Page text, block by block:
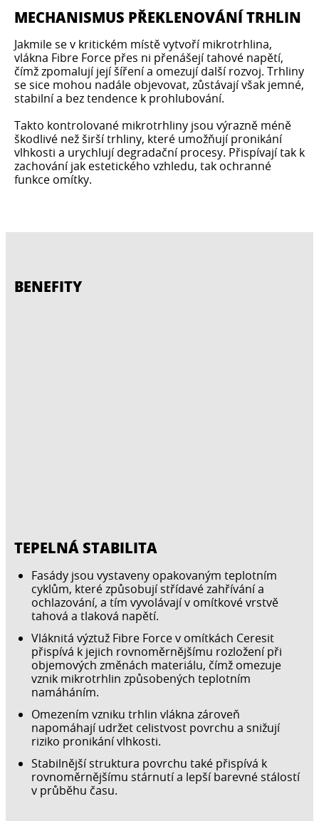
MECHANISMUS PŘEKLENOVÁNÍ TRHLIN
Jakmile se v kritickém místě vytvoří mikrotrhlina,
vlákna Fibre Force přes ni přenášejí tahové napětí,
čímž zpomalují její šíření a omezují další rozvoj. Trhliny
se sice mohou nadále objevovat, zůstávají však jemné,
stabilní a bez tendence k prohlubování.
Takto kontrolované mikrotrhliny jsou výrazně méně
škodlivé než širší trhliny, které umožňují pronikání
vlhkosti a urychlují degradační procesy. Přispívají tak k
zachování jak estetického vzhledu, tak ochranné
funkce omítky.
BENEFITY
TEPELNÁ STABILITA
Fasády jsou vystaveny opakovaným teplotním
cyklům, které způsobují střídavé zahřívání a
ochlazování, a tím vyvolávají v omítkové vrstvě
tahová a tlaková napětí.
Vláknitá výztuž Fibre Force v omítkách Ceresit
přispívá k jejich rovnoměrnějšímu rozložení při
objemových změnách materiálu, čímž omezuje
vznik mikrotrhlin způsobených teplotním
namáháním.
Omezením vzniku trhlin vlákna zároveň
napomáhají udržet celistvost povrchu a snižují
riziko pronikání vlhkosti.
Stabilnější struktura povrchu také přispívá k
rovnoměrnějšímu stárnutí a lepší barevné stálostí
v průběhu času.